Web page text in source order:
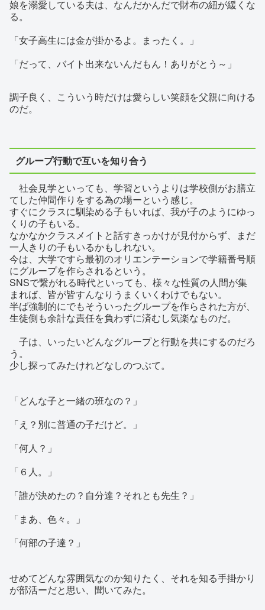
娘を溺愛している夫は、なんだかんだで財布の紐が緩くな
る。
「女子高生には金が掛かるよ。まったく。」
「だって、バイト出来ないんだもん！ありがとう～」
調子良く、こういう時だけは愛らしい笑顔を父親に向ける
のだ。
グループ行動で互いを知り合う
社会見学といっても、学習というよりは学校側がお膳立
てした仲間作りをする為の場ーという感じ。
すぐにクラスに馴染める子もいれば、我が子のようにゆっ
くりの子もいる。
なかなかクラスメイトと話すきっかけが見付からず、まだ
一人きりの子もいるかもしれない。
今は、大学ですら最初のオリエンテーションで学籍番号順
にグループを作らされるという。
SNSで繋がれる時代といっても、様々な性質の人間が集
まれば、皆が皆すんなりうまくいくわけでもない。
半ば強制的にでもそういったグループを作らされた方が、
生徒側も余計な責任を負わずに済むし気楽なものだ。
子は、いったいどんなグループと行動を共にするのだろ
う。
少し探ってみたけれどなしのつぶて。
「どんな子と一緒の班なの？」
「え？別に普通の子だけど。」
「何人？」
「６人。」
「誰が決めたの？自分達？それとも先生？」
「まあ、色々。」
「何部の子達？」
せめてどんな雰囲気なのか知りたく、それを知る手掛かり
が部活ーだと思い、聞いてみた。